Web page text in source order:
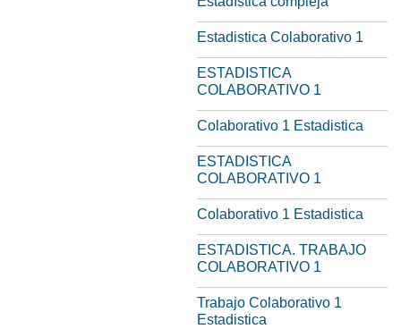
Estadistica Colaborativo 1
ESTADISTICA
COLABORATIVO 1
Colaborativo 1 Estadistica
ESTADISTICA
COLABORATIVO 1
Colaborativo 1 Estadistica
ESTADISTICA. TRABAJO
COLABORATIVO 1
Trabajo Colaborativo 1
Estadistica